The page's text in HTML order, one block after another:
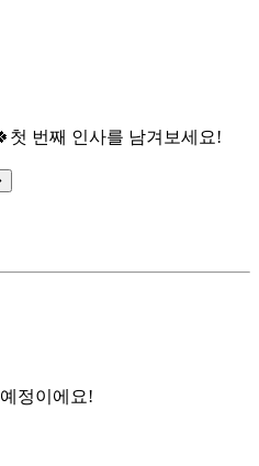
첫 번째 인사를 남겨보세요!
정이에요!